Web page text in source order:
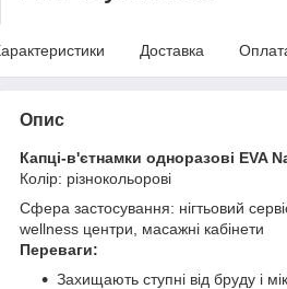
Доставка
Опис
Капці-в'єтнамки одноразові EVA
Колір: різнокольорові
Сфера застосування: нігтьовий
wellness центри, масажні кабінети
Переваги:
Захищають ступні від бруду і